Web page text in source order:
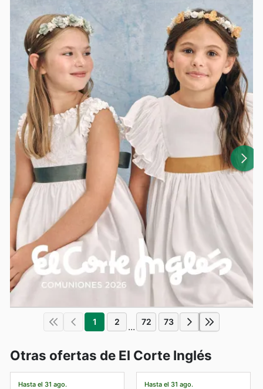
1 2 ... 72 73
Otras ofertas de El Corte Inglés
Hasta el 31 ago. Hasta el 31 ago.